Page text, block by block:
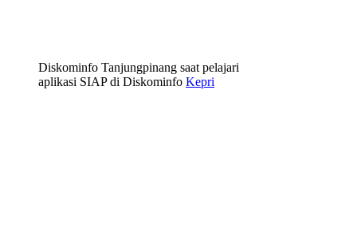
Diskominfo Tanjungpinang saat pelajari
aplikasi SIAP di Diskominfo Kepri